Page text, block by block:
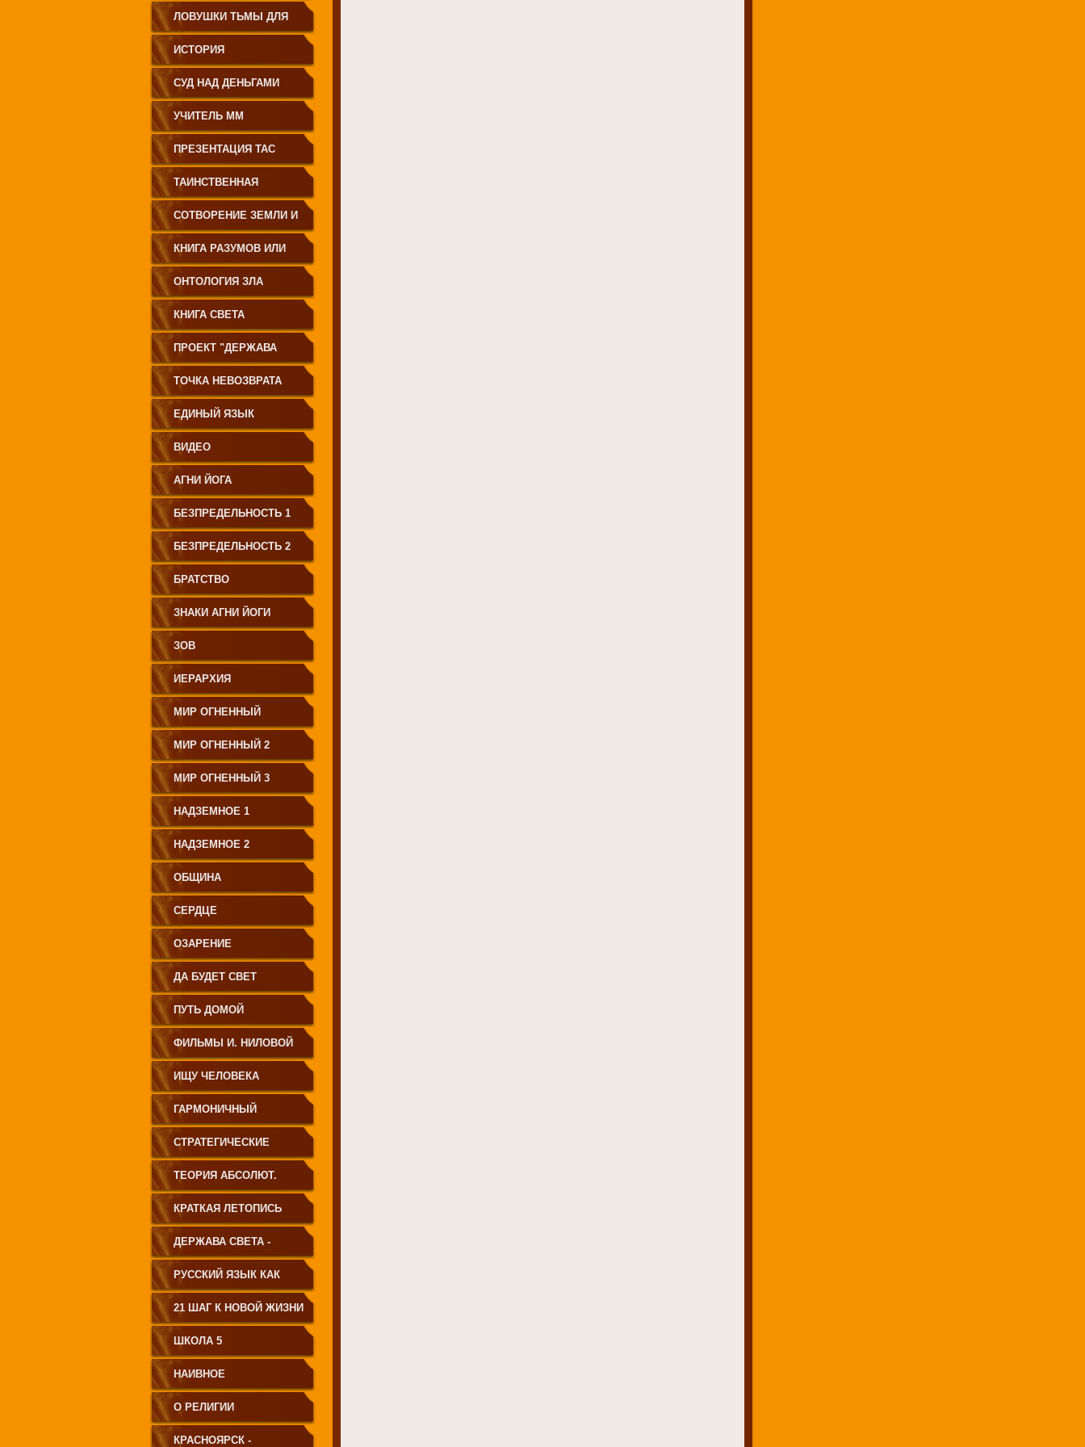
ЗЕМЛЕДЕЛИЕ
ЛОВУШКИ ТЬМЫ ДЛЯ
МОЛОДЁЖИ
ИСТОРИЯ
ПРОИСХОЖДЕНИЯ
РУССКОГО НАРОДА
СУД НАД ДЕНЬГАМИ
УЧИТЕЛЬ ММ
ПРЕЗЕНТАЦИЯ ТАС
ТАИНСТВЕННАЯ
СИБИРЬ
СОТВОРЕНИЕ ЗЕМЛИ И
ЕЁ ЖИТЕЛЕЙ
КНИГА РАЗУМОВ ИЛИ
ПОЛЕЙ
ОНТОЛОГИЯ ЗЛА
КНИГА СВЕТА
ПРОЕКТ "ДЕРЖАВА
СВЕТА"
ТОЧКА НЕВОЗВРАТА
ЕДИНЫЙ ЯЗЫК
ЧЕЛОВЕЧЕСТВА
ВИДЕО
АГНИ ЙОГА
БЕЗПРЕДЕЛЬНОСТЬ 1
БЕЗПРЕДЕЛЬНОСТЬ 2
БРАТСТВО
ЗНАКИ АГНИ ЙОГИ
ЗОВ
ИЕРАРХИЯ
МИР ОГНЕННЫЙ
МИР ОГНЕННЫЙ 2
МИР ОГНЕННЫЙ 3
НАДЗЕМНОЕ 1
НАДЗЕМНОЕ 2
ОБЩИНА
СЕРДЦЕ
ОЗАРЕНИЕ
ДА БУДЕТ СВЕТ
ПУТЬ ДОМОЙ
ФИЛЬМЫ И. НИЛОВОЙ
ИЩУ ЧЕЛОВЕКА
ГАРМОНИЧНЫЙ
ЧЕЛОВЕК
СТРАТЕГИЧЕСКИЕ
ЧЕРТЫ УКЛАДА
ГОСУДАРСТВА
ПРИНЦИПИАЛЬНО
НОВОГО ТИПА
ТЕОРИЯ АБСОЛЮТ.
СВЕТА
КРАТКАЯ ЛЕТОПИСЬ
ЧЕЛОВЕЧЕСТВА
ДЕРЖАВА СВЕТА -
ВЕНЕЦ ЧЕЛОВЕЧЕСТВА
РУССКИЙ ЯЗЫК КАК
ЧАСТЬ МАТРИЦЫ
ТВОРЕНИЯ
21 ШАГ К НОВОЙ ЖИЗНИ
ШКОЛА 5
НАИВНОЕ
СВЕТОПРЕДСТАВЛЕНИЕ
О РЕЛИГИИ
КРАСНОЯРСК -